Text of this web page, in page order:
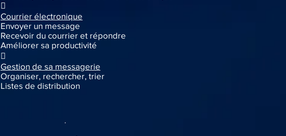

Courrier électronique
Envoyer un message
Recevoir du courrier et répondre
Améliorer sa productivité

Gestion de sa messagerie
Organiser, rechercher, trier
Listes de distribution